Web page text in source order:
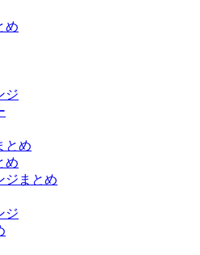
め
ジ
とめ
め
ジまとめ
ジ